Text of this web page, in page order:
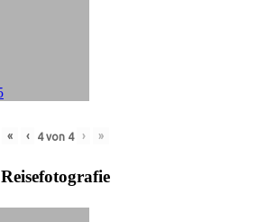
« ‹ 4von 4 › »
Reisefotografie